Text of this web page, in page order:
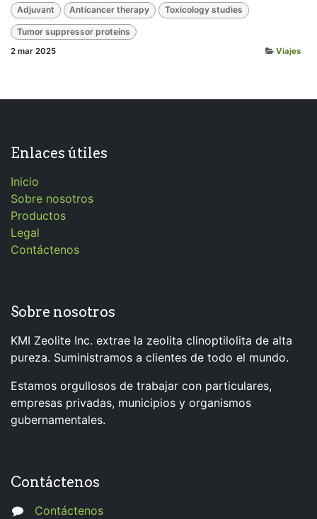
Adjuvant Anticancer therapy Toxicology studies
Tumor suppressor proteins
2 mar 2025 Viajes
Enlaces útiles
Inicio
Sobre nosotros
Productos
Legal
Contáctenos
Sobre nosotros
KMI Zeolite Inc. extrae la zeolita clinoptilolita de alta
pureza. Suministramos a clientes de todo el mundo.
Estamos orgullosos de trabajar con particulares,
empresas privadas, municipios y organismos
gubernamentales.
Contáctenos
Contáctenos